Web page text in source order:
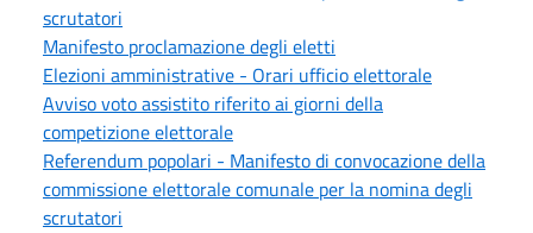
scrutatori
Manifesto proclamazione degli eletti
Elezioni amministrative - Orari ufficio elettorale
Avviso voto assistito riferito ai giorni della
competizione elettorale
Referendum popolari - Manifesto di convocazione della
commissione elettorale comunale per la nomina degli
scrutatori